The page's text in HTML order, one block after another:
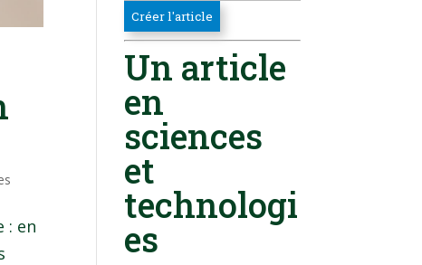
: en
Un article
en
sciences
et
technologi
es